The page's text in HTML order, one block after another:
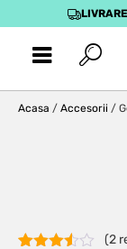
Acasa / Accesorii /
(2